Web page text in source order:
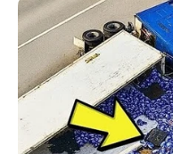
Perschen besichtigt